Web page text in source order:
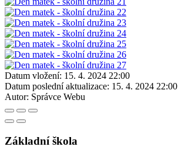
Datum vložení: 15. 4. 2024 22:00
Datum poslední aktualizace: 15. 4. 2024 22:00
Autor: Správce Webu
Základní škola